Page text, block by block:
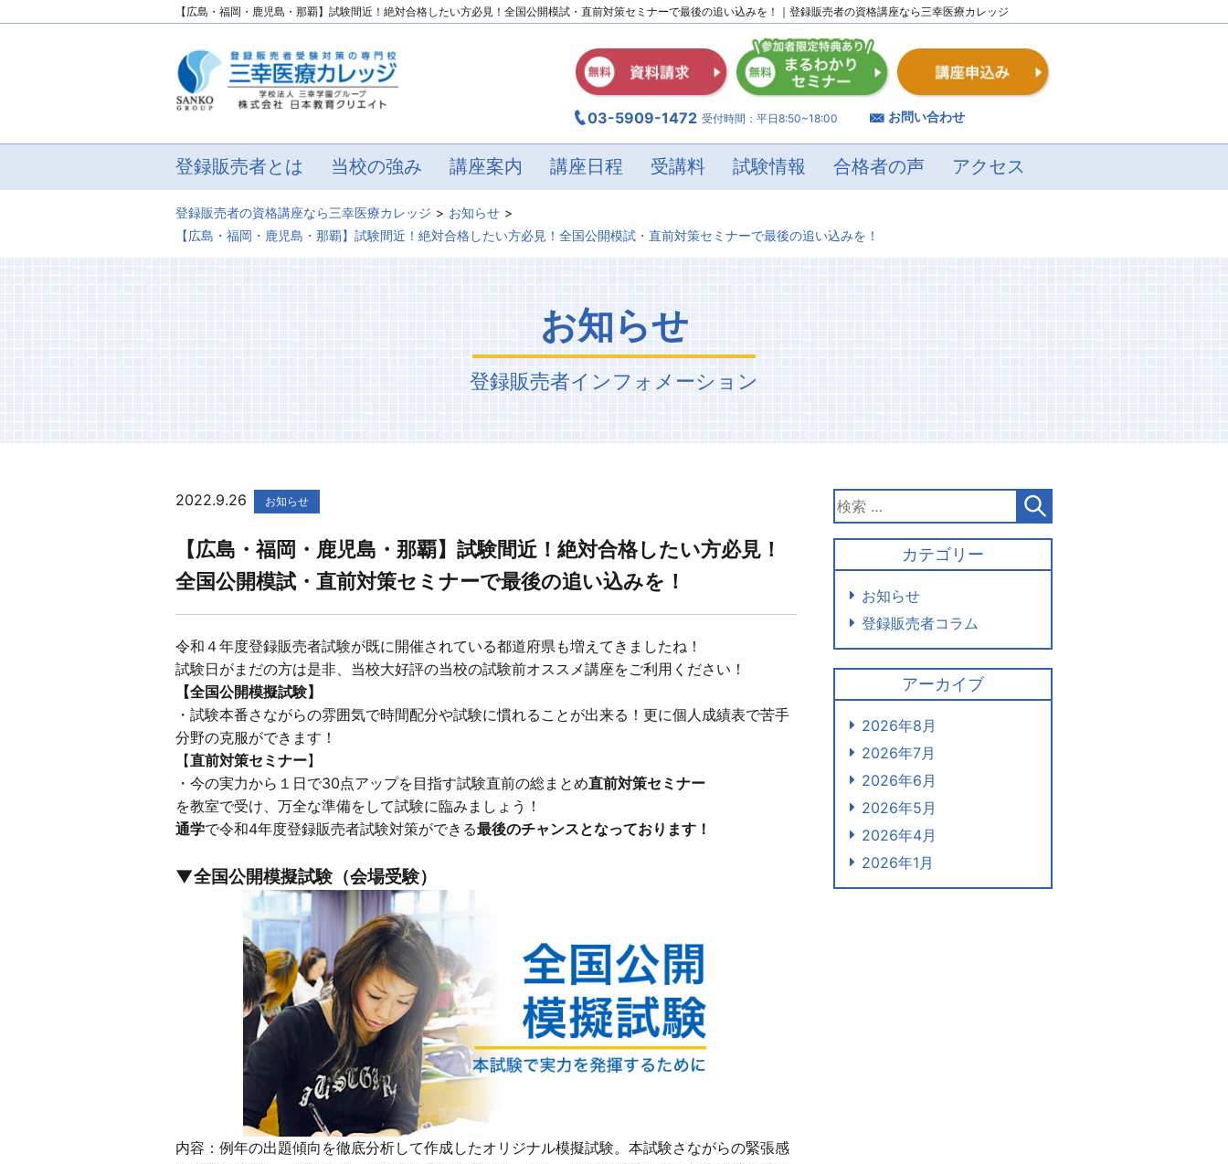
【広島・福岡・鹿児島・那覇】試験間近！絶対合格したい方必見！全国公開模試・直前対策セミナーで最後の追い込みを！｜登録販売者の資格講座なら三幸医療カレッジ
03-5909-1472 受付時間：平日8:50~18:00 お問い合わせ
登録販売者とは 当校の強み 講座案内 講座日程 受講料 試験情報 合格者の声 アクセス
登録販売者の資格講座なら三幸医療カレッジ
お知らせ
【広島・福岡・鹿児島・那覇】試験間近！絶対合格したい方必見！全国公開模試・直前対策セミナーで最後の追い込みを！
お知らせ
登録販売者インフォメーション
2022.9.26 お知らせ
【広島・福岡・鹿児島・那覇】試験間近！絶対合格したい方必見！
全国公開模試・直前対策セミナーで最後の追い込みを！
令和４年度登録販売者試験が既に開催されている都道府県も増えてきましたね！
試験日がまだの方は是非、当校大好評の当校の試験前オススメ講座をご利用ください！
【全国公開模擬試験】
・試験本番さながらの雰囲気で時間配分や試験に慣れることが出来る！更に個人成績表で苦手
分野の克服ができます！
【直前対策セミナー】
・今の実力から１日で30点アップを目指す試験直前の総まとめ直前対策セミナー
を教室で受け、万全な準備をして試験に臨みましょう！
通学で令和4年度登録販売者試験対策ができる最後のチャンスとなっております！
▼全国公開模擬試験（会場受験）
内容：例年の出題傾向を徹底分析して作成したオリジナル模擬試験。本試験さながらの緊張感
カテゴリー
お知らせ
登録販売者コラム
アーカイブ
2026年8月
2026年7月
2026年6月
2026年5月
2026年4月
2026年1月